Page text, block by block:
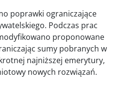
poprawki ograniczające
Podczas prac
proponowane
sumy pobranych w
najniższej emerytury,
nowych rozwiązań.